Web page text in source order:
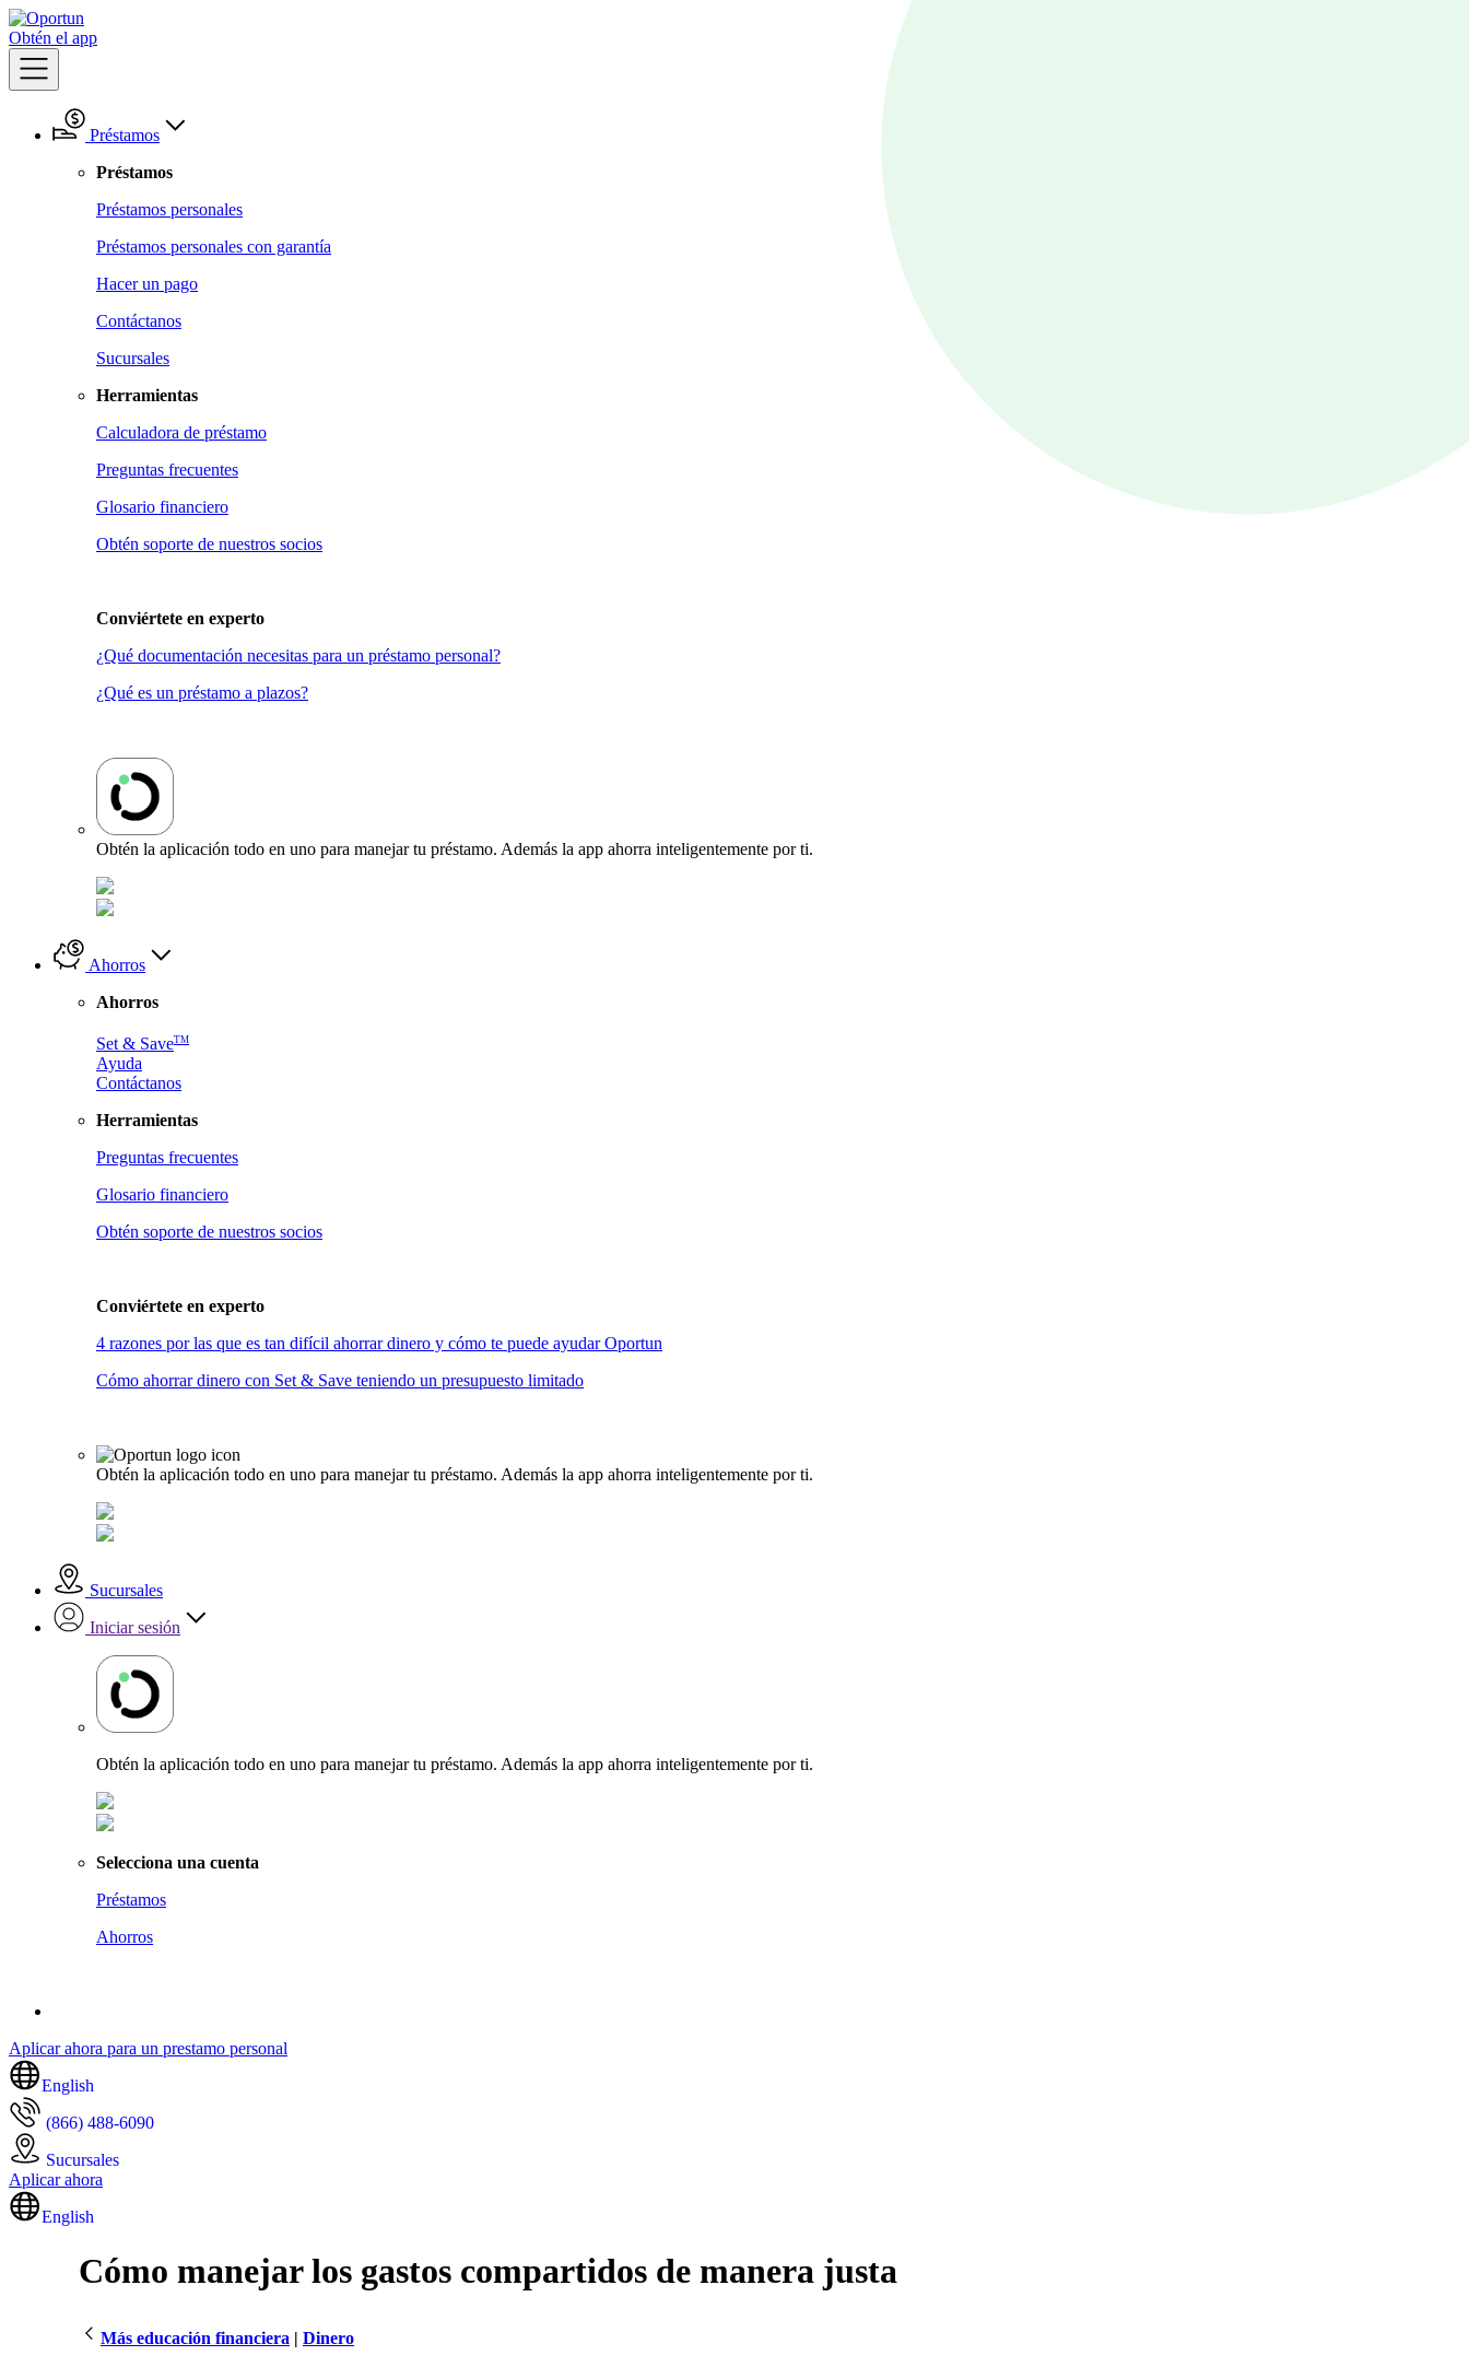
Obtén el app
Préstamos
Préstamos
Préstamos personales
Préstamos personales con garantía
Hacer un pago
Contáctanos
Sucursales
Herramientas
Calculadora de préstamo
Preguntas frecuentes
Glosario financiero
Obtén soporte de nuestros socios
Conviértete en experto
¿Qué documentación necesitas para un préstamo personal?
¿Qué es un préstamo a plazos?
Obtén la aplicación todo en uno para manejar tu préstamo. Además la app ahorra inteligentemente por ti.
Ahorros
Ahorros
Set & SaveTM
Ayuda
Contáctanos
Herramientas
Preguntas frecuentes
Glosario financiero
Obtén soporte de nuestros socios
Conviértete en experto
4 razones por las que es tan difícil ahorrar dinero y cómo te puede ayudar Oportun
Cómo ahorrar dinero con Set & Save teniendo un presupuesto limitado
Obtén la aplicación todo en uno para manejar tu préstamo. Además la app ahorra inteligentemente por ti.
Sucursales
Iniciar sesión
Obtén la aplicación todo en uno para manejar tu préstamo. Además la app ahorra inteligentemente por ti.
Selecciona una cuenta
Préstamos
Ahorros
Aplicar ahora para un prestamo personal
English
(866) 488-6090
Sucursales
Aplicar ahora
English
Cómo manejar los gastos compartidos de manera justa
Más educación financiera | Dinero